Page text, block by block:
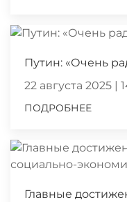
Путин: «Очень
22 августа 2025 |
ПОДРОБНЕЕ
Главные